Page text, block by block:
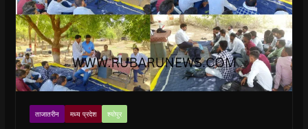
ताजातरीन मध्य प्रदेश श्योपुर